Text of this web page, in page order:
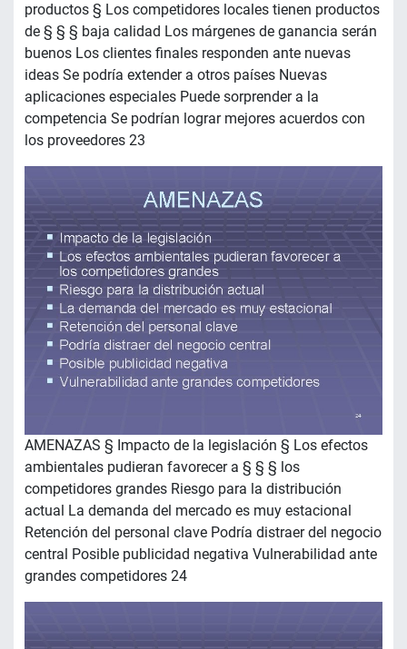
productos § Los competidores locales tienen productos
de § § § baja calidad Los márgenes de ganancia serán
buenos Los clientes finales responden ante nuevas
ideas Se podría extender a otros países Nuevas
aplicaciones especiales Puede sorprender a la
competencia Se podrían lograr mejores acuerdos con
los proveedores 23
AMENAZAS § Impacto de la legislación § Los efectos
ambientales pudieran favorecer a § § § los
competidores grandes Riesgo para la distribución
actual La demanda del mercado es muy estacional
Retención del personal clave Podría distraer del negocio
central Posible publicidad negativa Vulnerabilidad ante
grandes competidores 24